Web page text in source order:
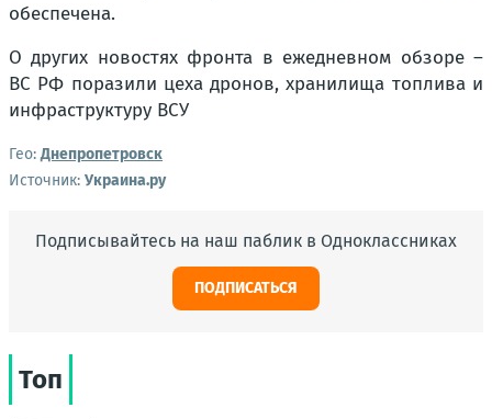
обеспечена.
О других новостях фронта в ежедневном обзоре –
ВС РФ поразили цеха дронов, хранилища топлива и
инфраструктуру ВСУ
Гео:Днепропетровск
Источник: Украина.ру
Подписывайтесь на наш паблик в Одноклассниках
ПОДПИСАТЬСЯ
Топ